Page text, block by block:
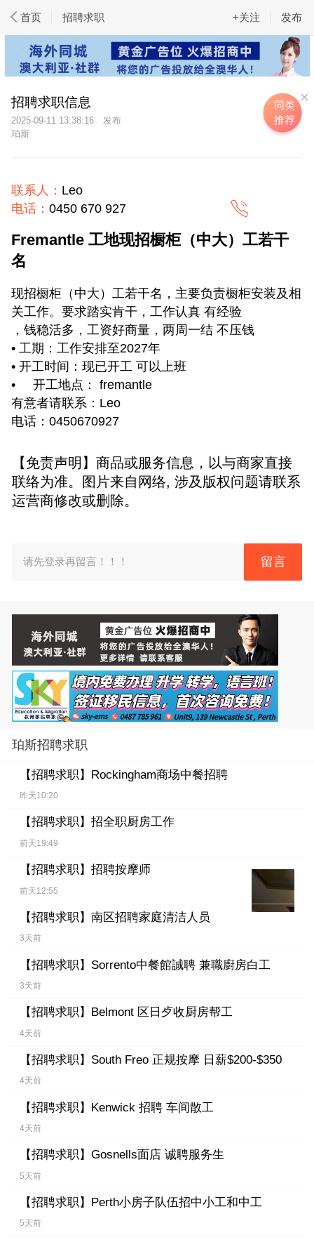
首页 招聘求职 发布
+关注
招聘求职信息
2025-09-11 13:38:16
珀斯
联系人： Leo
电话： 0450 670 927
Fremantle 工地现招橱柜（中大）工若干
名
现招橱柜（中大）工若干名，主要负责橱柜安装及相
关工作。要求踏实肯干，工作认真 有经验
，钱稳活多，工资好商量，两周一结 不压钱
• 工期：工作安排至2027年
• 开工时间：现已开工 可以上班
• 开工地点： fremantle
有意者请联系：Leo
电话：0450670927
【免责声明】商品或服务信息，以与商家直接
联络为准。图片来自网络, 涉及版权问题请联系
运营商修改或删除。
请先登录再留言！！！ 留言
珀斯招聘求职
【招聘求职】 Rockingham商场中餐招聘
昨天10:20
【招聘求职】 招全职厨房工作
前天19:49
【招聘求职】 招聘按摩师
前天12:55
【招聘求职】 南区招聘家庭清洁人员
3天前
【招聘求职】 Sorrento中餐館誠聘 兼職廚房白工
3天前
【招聘求职】 Belmont 区日歺收厨房帮工
4天前
【招聘求职】 South Freo 正规按摩 日薪$200-$350
4天前
【招聘求职】 Kenwick 招聘 车间散工
4天前
【招聘求职】 Gosnells面店 诚聘服务生
5天前
【招聘求职】 Perth小房子队伍招中小工和中工
5天前
同类
推荐